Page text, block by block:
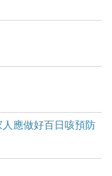
應做好百日咳預防